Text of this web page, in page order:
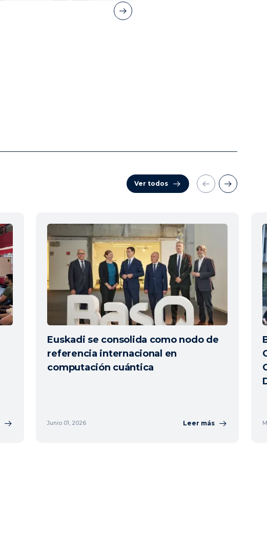
Ver todos
Euskadi se consolida como nodo de
referencia internacional en
computación cuántica
Junio 01, 2026 Leer más